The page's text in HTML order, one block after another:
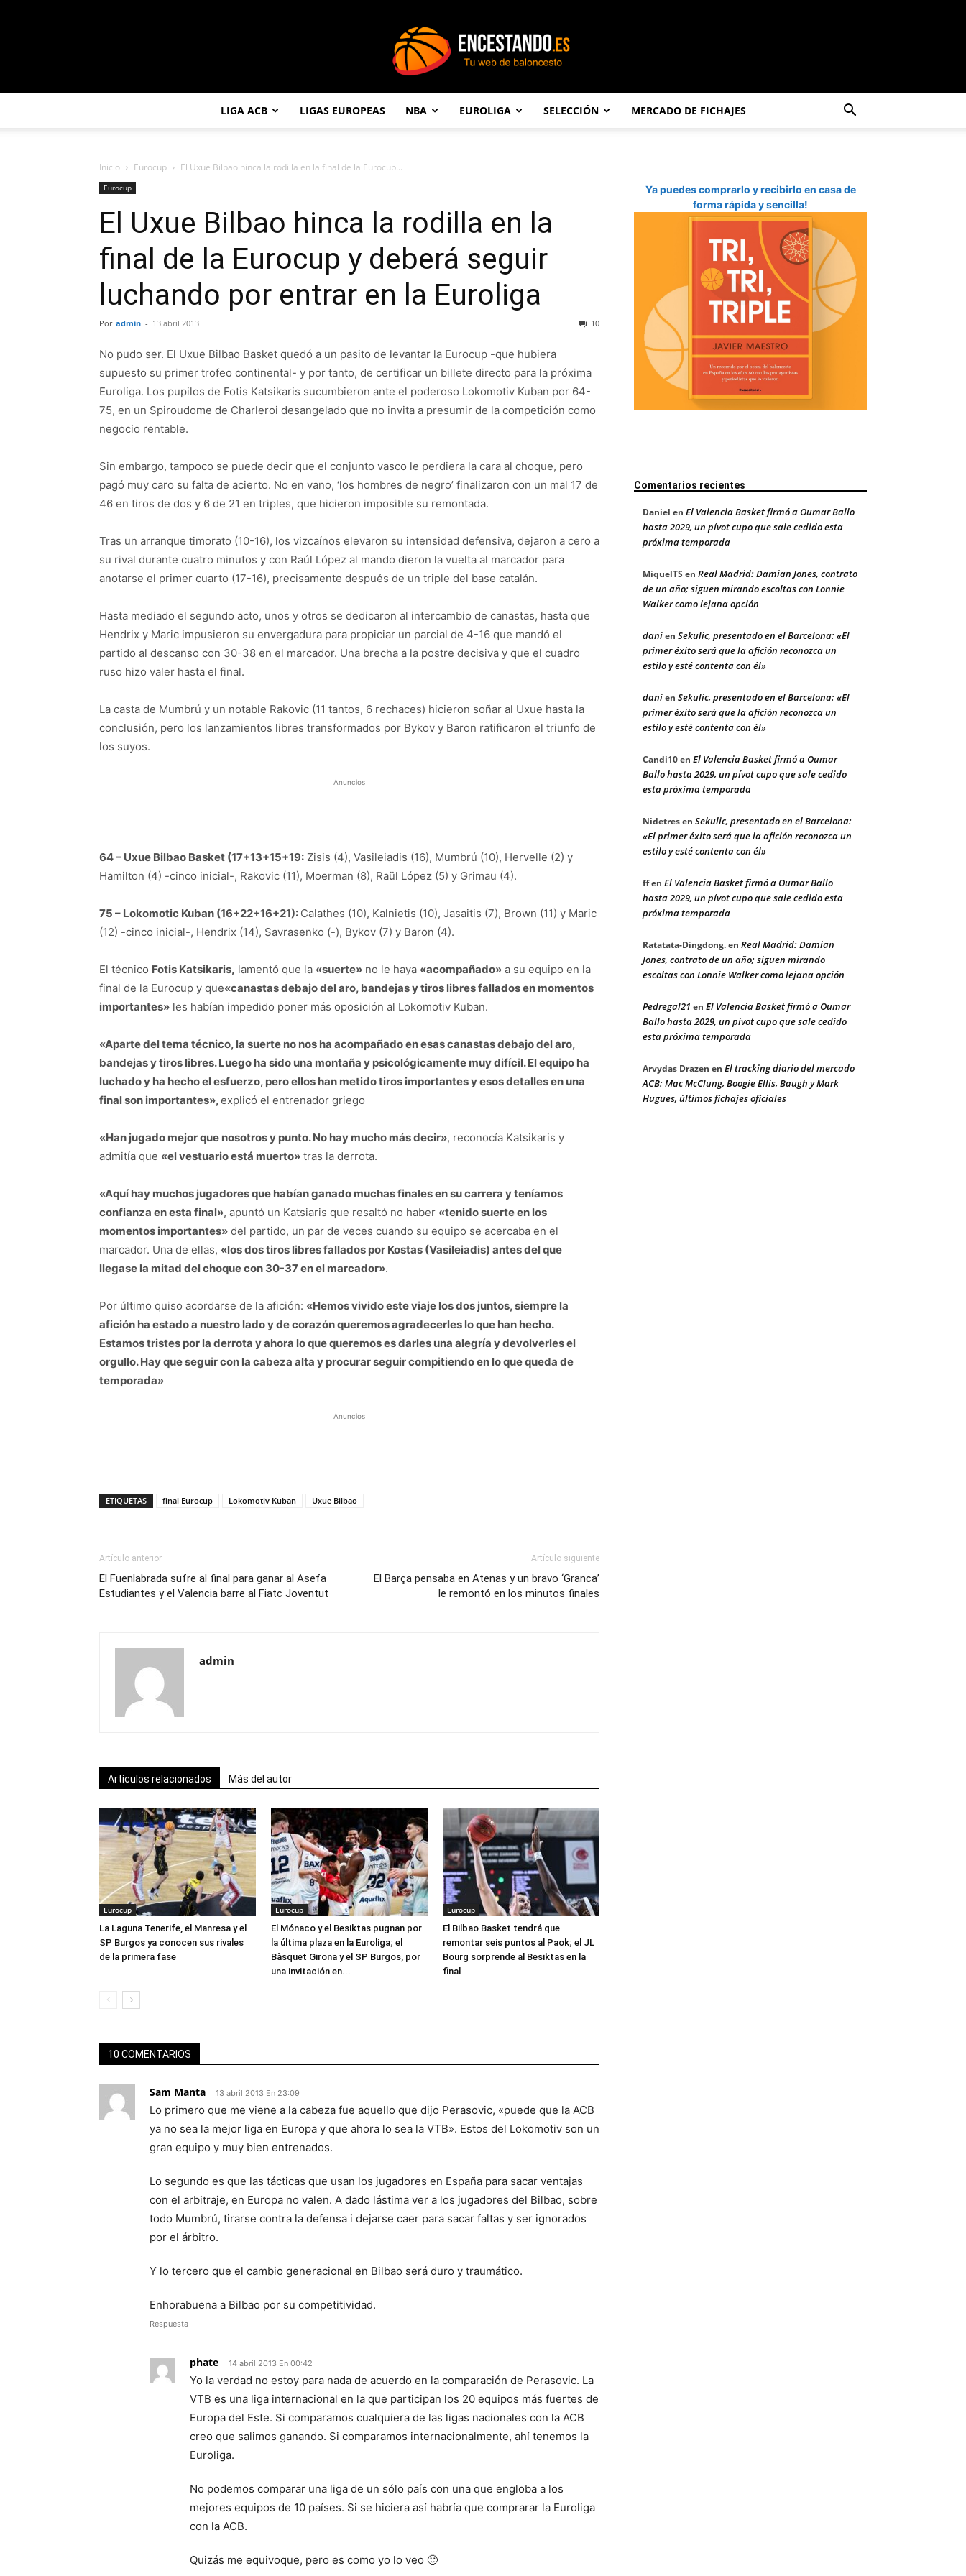
LIGA ACB LIGAS EUROPEAS NBA EUROLIGA SELECCIÓN MERCADO DE FICHAJES
Inicio Eurocup El Uxue Bilbao hinca la rodilla en la final de la Eurocup...
Eurocup
El Uxue Bilbao hinca la rodilla en la
final de la Eurocup y deberá seguir
luchando por entrar en la Euroliga
Por admin - 13 abril 2013 10
No pudo ser. El Uxue Bilbao Basket quedó a un pasito de levantar la Eurocup -que hubiera
supuesto su primer trofeo continental- y por tanto, de certificar un billete directo para la próxima
Euroliga. Los pupilos de Fotis Katsikaris sucumbieron ante el poderoso Lokomotiv Kuban por 64-
75, en un Spiroudome de Charleroi desangelado que no invita a presumir de la competición como
negocio rentable.
Sin embargo, tampoco se puede decir que el conjunto vasco le perdiera la cara al choque, pero
pagó muy caro su falta de acierto. No en vano, ‘los hombres de negro’ finalizaron con un mal 17 de
46 en tiros de dos y 6 de 21 en triples, que hicieron imposible su remontada.
Tras un arranque timorato (10-16), los vizcaínos elevaron su intensidad defensiva, dejaron a cero a
su rival durante cuatro minutos y con Raúl López al mando dieron la vuelta al marcador para
anotarse el primer cuarto (17-16), precisamente después de un triple del base catalán.
Hasta mediado el segundo acto, unos y otros se dedicaron al intercambio de canastas, hasta que
Hendrix y Maric impusieron su envergadura para propiciar un parcial de 4-16 que mandó el
partido al descanso con 30-38 en el marcador. Una brecha a la postre decisiva y que el cuadro
ruso hizo valer hasta el final.
La casta de Mumbrú y un notable Rakovic (11 tantos, 6 rechaces) hicieron soñar al Uxue hasta la
conclusión, pero los lanzamientos libres transformados por Bykov y Baron ratificaron el triunfo de
los suyos.
Anuncios
64 – Uxue Bilbao Basket (17+13+15+19: Zisis (4), Vasileiadis (16), Mumbrú (10), Hervelle (2) y
Hamilton (4) -cinco inicial-, Rakovic (11), Moerman (8), Raül López (5) y Grimau (4).
75 – Lokomotic Kuban (16+22+16+21): Calathes (10), Kalnietis (10), Jasaitis (7), Brown (11) y Maric
(12) -cinco inicial-, Hendrix (14), Savrasenko (-), Bykov (7) y Baron (4).
El técnico Fotis Katsikaris, lamentó que la «suerte» no le haya «acompañado» a su equipo en la
final de la Eurocup y que«canastas debajo del aro, bandejas y tiros libres fallados en momentos
importantes» les habían impedido poner más oposición al Lokomotiv Kuban.
«Aparte del tema técnico, la suerte no nos ha acompañado en esas canastas debajo del aro,
bandejas y tiros libres. Luego ha sido una montaña y psicológicamente muy difícil. El equipo ha
luchado y ha hecho el esfuerzo, pero ellos han metido tiros importantes y esos detalles en una
final son importantes»,explicó el entrenador griego
«Han jugado mejor que nosotros y punto. No hay mucho más decir», reconocía Katsikaris y
admitía que «el vestuario está muerto» tras la derrota.
«Aquí hay muchos jugadores que habían ganado muchas finales en su carrera y teníamos
confianza en esta final», apuntó un Katsiaris que resaltó no haber «tenido suerte en los
momentos importantes» del partido, un par de veces cuando su equipo se acercaba en el
marcador. Una de ellas, «los dos tiros libres fallados por Kostas (Vasileiadis) antes del que
llegase la mitad del choque con 30-37 en el marcador».
Por último quiso acordarse de la afición: «Hemos vivido este viaje los dos juntos, siempre la
afición ha estado a nuestro lado y de corazón queremos agradecerles lo que han hecho.
Estamos tristes por la derrota y ahora lo que queremos es darles una alegría y devolverles el
orgullo. Hay que seguir con la cabeza alta y procurar seguir compitiendo en lo que queda de
temporada»
Anuncios
ETIQUETAS final Eurocup Lokomotiv Kuban Uxue Bilbao
Artículo anterior
El Fuenlabrada sufre al final para ganar al Asefa
Estudiantes y el Valencia barre al Fiatc Joventut
Artículo siguiente
El Barça pensaba en Atenas y un bravo ‘Granca’
le remontó en los minutos finales
admin
Artículos relacionados Más del autor
Eurocup
La Laguna Tenerife, el Manresa y el
SP Burgos ya conocen sus rivales
de la primera fase
Eurocup
El Mónaco y el Besiktas pugnan por
la última plaza en la Euroliga; el
Bàsquet Girona y el SP Burgos, por
una invitación en...
Eurocup
El Bilbao Basket tendrá que
remontar seis puntos al Paok; el JL
Bourg sorprende al Besiktas en la
final
10 COMENTARIOS
Sam Manta 13 abril 2013 En 23:09
Lo primero que me viene a la cabeza fue aquello que dijo Perasovic, «puede que la ACB
ya no sea la mejor liga en Europa y que ahora lo sea la VTB». Estos del Lokomotiv son un
gran equipo y muy bien entrenados.
Lo segundo es que las tácticas que usan los jugadores en España para sacar ventajas
con el arbitraje, en Europa no valen. A dado lástima ver a los jugadores del Bilbao, sobre
todo Mumbrú, tirarse contra la defensa i dejarse caer para sacar faltas y ser ignorados
por el árbitro.
Y lo tercero que el cambio generacional en Bilbao será duro y traumático.
Enhorabuena a Bilbao por su competitividad.
Respuesta
phate 14 abril 2013 En 00:42
Yo la verdad no estoy para nada de acuerdo en la comparación de Perasovic. La
VTB es una liga internacional en la que participan los 20 equipos más fuertes de
Europa del Este. Si comparamos cualquiera de las ligas nacionales con la ACB
creo que salimos ganando. Si comparamos internacionalmente, ahí tenemos la
Euroliga.
No podemos comparar una liga de un sólo país con una que engloba a los
mejores equipos de 10 países. Si se hiciera así habría que comprarar la Euroliga
con la ACB.
Quizás me equivoque, pero es como yo lo veo 🙂
Ya puedes comprarlo y recibirlo en casa de
forma rápida y sencilla!
Comentarios recientes
Daniel en El Valencia Basket firmó a Oumar Ballo
hasta 2029, un pívot cupo que sale cedido esta
próxima temporada
MiquelTS en Real Madrid: Damian Jones, contrato
de un año; siguen mirando escoltas con Lonnie
Walker como lejana opción
danien Sekulic, presentado en el Barcelona: «El
primer éxito será que la afición reconozca un
estilo y esté contenta con él»
danien Sekulic, presentado en el Barcelona: «El
primer éxito será que la afición reconozca un
estilo y esté contenta con él»
Candi10en El Valencia Basket firmó a Oumar
Ballo hasta 2029, un pívot cupo que sale cedido
esta próxima temporada
Nidetresen Sekulic, presentado en el Barcelona:
«El primer éxito será que la afición reconozca un
estilo y esté contenta con él»
ffen El Valencia Basket firmó a Oumar Ballo
hasta 2029, un pívot cupo que sale cedido esta
próxima temporada
Ratatata-Dingdong.en Real Madrid: Damian
Jones, contrato de un año; siguen mirando
escoltas con Lonnie Walker como lejana opción
Pedregal21 en El Valencia Basket firmó a Oumar
Ballo hasta 2029, un pívot cupo que sale cedido
esta próxima temporada
Arvydas Drazen en El tracking diario del mercado
ACB: Mac McClung, Boogie Ellis, Baugh y Mark
Hugues, últimos fichajes oficiales